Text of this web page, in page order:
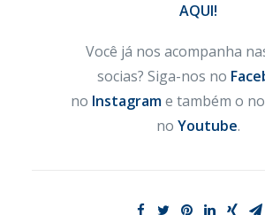
AQUI!
Você já nos acompanha
socias? Siga-nos no
no Instagrame também o
no Youtube.